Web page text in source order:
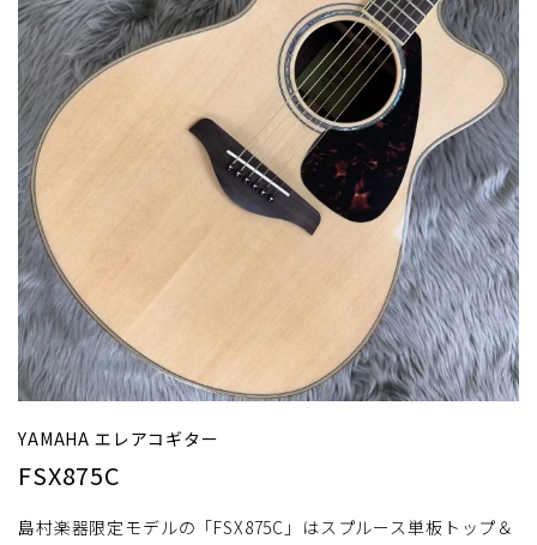
YAMAHA エレアコギター
FSX875C
島村楽器限定モデルの「FSX875C」はスプルース単板トップ＆